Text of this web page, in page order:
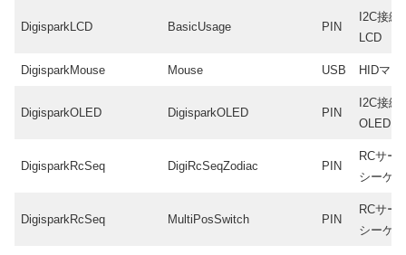
DigisparkLCD BasicUsage PIN
I2C接続
LCD
DigisparkMouse Mouse USB HIDマウ
DigisparkOLED DigisparkOLED PIN
I2C接続
OLED
DigisparkRcSeq DigiRcSeqZodiac PIN
RCサー
シーケ
DigisparkRcSeq MultiPosSwitch PIN
RCサー
シーケ